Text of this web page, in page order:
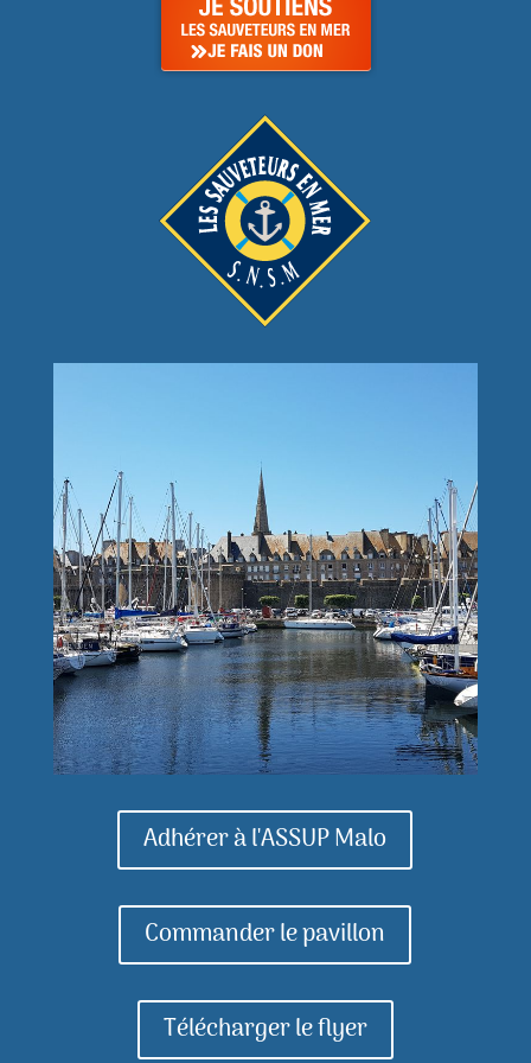
Adhérer à l'ASSUP Malo
Commander le pavillon
Télécharger le flyer